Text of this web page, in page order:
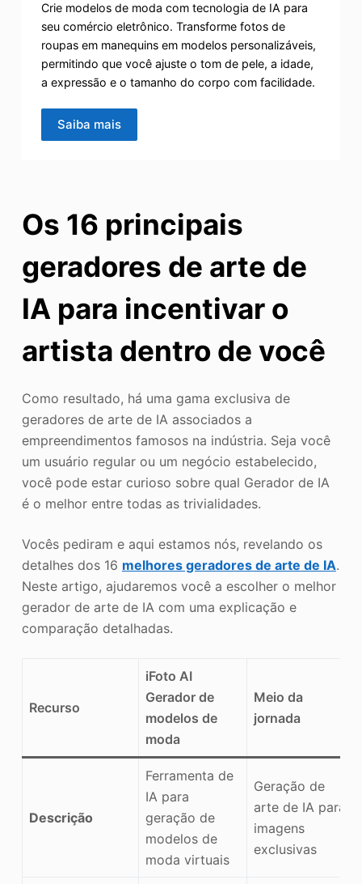
Crie modelos de moda com tecnologia de IA para
seu comércio eletrônico. Transforme fotos de
roupas em manequins em modelos personalizáveis,
permitindo que você ajuste o tom de pele, a idade,
a expressão e o tamanho do corpo com facilidade.
Saiba mais
Os 16 principais
geradores de arte de
IA para incentivar o
artista dentro de você
Como resultado, há uma gama exclusiva de
geradores de arte de IA associados a
empreendimentos famosos na indústria. Seja você
um usuário regular ou um negócio estabelecido,
você pode estar curioso sobre qual Gerador de IA
é o melhor entre todas as trivialidades.
Vocês pediram e aqui estamos nós, revelando os
detalhes dos 16 melhores geradores de arte de IA.
Neste artigo, ajudaremos você a escolher o melhor
gerador de arte de IA com uma explicação e
comparação detalhadas.
Recurso
iFoto AI
Gerador de
modelos de
moda
Meio da
jornada
Descrição
Ferramenta de
IA para
geração de
modelos de
moda virtuais
Geração de
arte de IA para
imagens
exclusivas